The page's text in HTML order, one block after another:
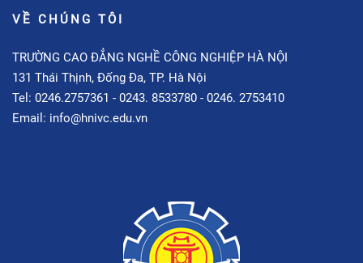
VỀ CHÚNG TÔI
TRƯỜNG CAO ĐẲNG NGHỀ CÔNG NGHIỆP HÀ NỘI
131 Thái Thịnh, Đống Đa, TP. Hà Nội
Tel: 0246.2757361 - 0243. 8533780 - 0246. 2753410
Email: info@hnivc.edu.vn